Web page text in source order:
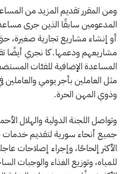
ومن المقرر تقديم المزيد من
المدعومين سابقًا الذين جرى
أو إنشاء مشاريع تجارية صغيرة،
مشاريعهم ودعمها. كا نجري أيضًا
المساعدة الإضافية للفئات
مثل العاملين بأجر يومي والعاملين
وذوي المهن الحرة.
وتواصل اللجنة الدولية والهلال
جميع أنحاء سورية لتقديم خدمات
الأكثر إلحاحًا، وإجراء إصلاحات
للمياه، وتوزيع الغذاء والوجبات